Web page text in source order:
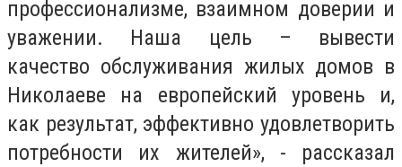
профессионализме, взаимном доверии и
уважении. Наша цель – вывести
качество обслуживания жилых домов в
Николаеве на европейский уровень и,
как результат, эффективно удовлетворить
потребности их жителей», - рассказал